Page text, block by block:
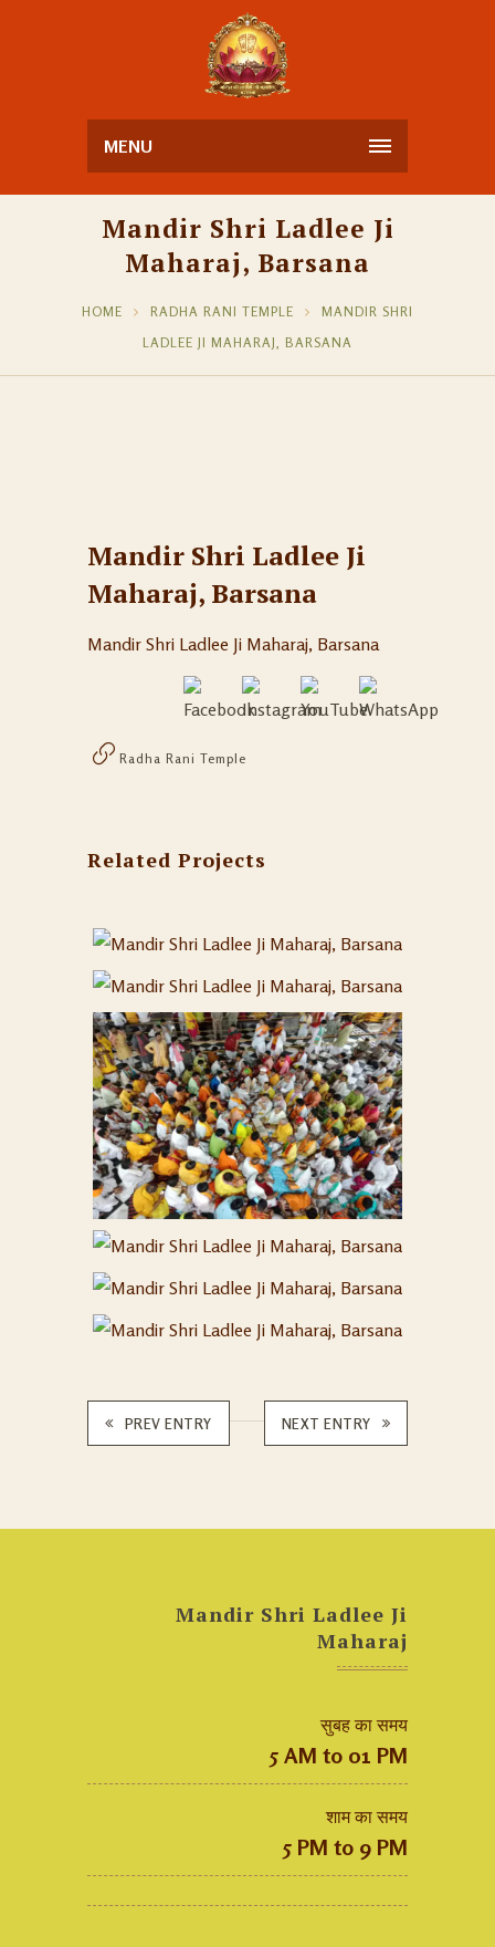
MENU
Mandir Shri Ladlee Ji
Maharaj, Barsana
HOME RADHA RANI TEMPLE
MANDIR SHRI
LADLEE JI MAHARAJ, BARSANA
Mandir Shri Ladlee Ji
Maharaj, Barsana
Mandir Shri Ladlee Ji Maharaj, Barsana
Radha Rani Temple
Related Projects
PREV ENTRY NEXT ENTRY
Mandir Shri Ladlee Ji
Maharaj
सुबह का समय
5 AM to 01 PM
शाम का समय
5 PM to 9 PM